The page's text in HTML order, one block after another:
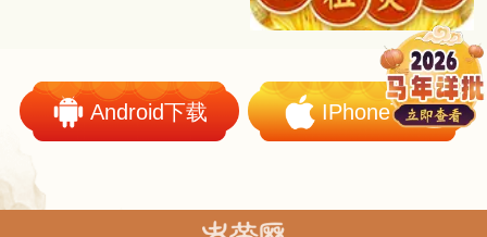
Android下载 IPhone下载